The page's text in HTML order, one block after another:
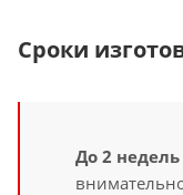
Сроки
До 2